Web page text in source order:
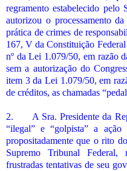
regramento estabelecido
autorizou o processamento
prática de crimes de
167, V da Constituição
nº da Lei 1.079/50, em razão
sem a autorização do
item 3 da Lei 1.079/50, em
de créditos, as chamadas
2. A Sra. Presidente da
“ilegal” e “golpista” a ação
propositadamente que o rito
Supremo Tribunal Federal,
frustradas tentativas de seu